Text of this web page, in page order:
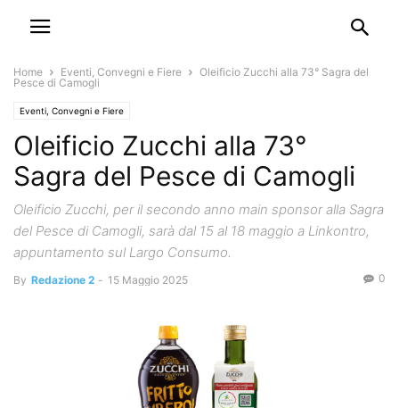
Home Eventi, Convegni e Fiere
Oleificio Zucchi alla 73° Sagra del
Pesce di Camogli
Eventi, Convegni e Fiere
Oleificio Zucchi alla 73°
Sagra del Pesce di Camogli
Oleificio Zucchi, per il secondo anno main sponsor alla Sagra
del Pesce di Camogli, sarà dal 15 al 18 maggio a Linkontro,
appuntamento sul Largo Consumo.
By Redazione 2 - 15 Maggio 2025 0